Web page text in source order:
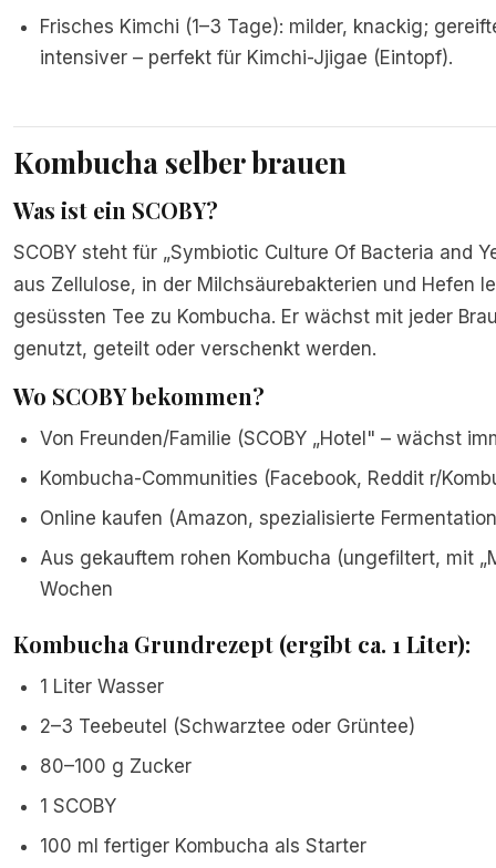
Frisches Kimchi (1–3 Tage): milder, knackig;
intensiver – perfekt für Kimchi-Jjigae (Eintopf).
Kombucha selber brauen
Was ist ein SCOBY?
SCOBY steht für „Symbiotic Culture Of Bacteria and
aus Zellulose, in der Milchsäurebakterien und Hefen
gesüssten Tee zu Kombucha. Er wächst mit jeder
genutzt, geteilt oder verschenkt werden.
Wo SCOBY bekommen?
Von Freunden/Familie (SCOBY „Hotel" – wächst
Kombucha-Communities (Facebook, Reddit r/
Online kaufen (Amazon, spezialisierte
Aus gekauftem rohen Kombucha (ungefiltert, mit
Wochen
Kombucha Grundrezept (ergibt ca. 1 Liter):
1 Liter Wasser
2–3 Teebeutel (Schwarztee oder Grüntee)
80–100 g Zucker
1 SCOBY
100 ml fertiger Kombucha als Starter